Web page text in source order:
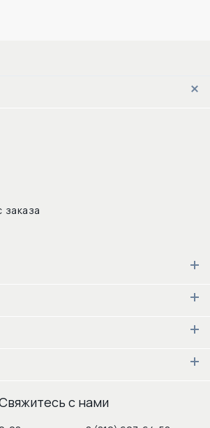
заказа
с нами